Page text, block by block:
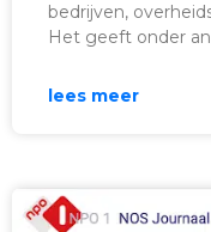
bedrijven,
Het geeft onder
lees meer